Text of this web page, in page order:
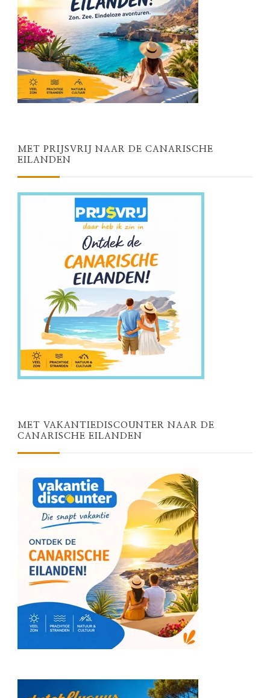
MET PRIJSVRIJ NAAR DE CANARISCHE
EILANDEN
MET VAKANTIEDISCOUNTER NAAR DE
CANARISCHE EILANDEN